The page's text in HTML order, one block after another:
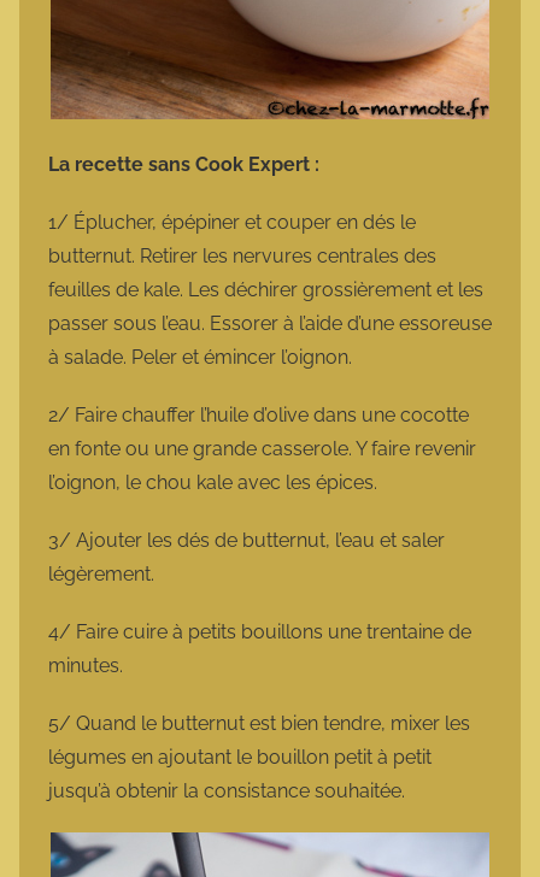
La recette sans Cook Expert :
1/ Éplucher, épépiner et couper en dés le
butternut. Retirer les nervures centrales des
feuilles de kale. Les déchirer grossièrement et les
passer sous l’eau. Essorer à l’aide d’une essoreuse
à salade. Peler et émincer l’oignon.
2/ Faire chauffer l’huile d’olive dans une cocotte
en fonte ou une grande casserole. Y faire revenir
l’oignon, le chou kale avec les épices.
3/ Ajouter les dés de butternut, l’eau et saler
légèrement.
4/ Faire cuire à petits bouillons une trentaine de
minutes.
5/ Quand le butternut est bien tendre, mixer les
légumes en ajoutant le bouillon petit à petit
jusqu’à obtenir la consistance souhaitée.